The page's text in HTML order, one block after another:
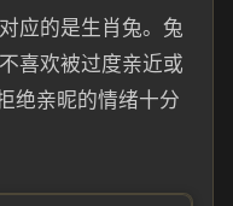
应的是生肖兔。兔
喜欢被过度亲近或
绝亲昵的情绪十分